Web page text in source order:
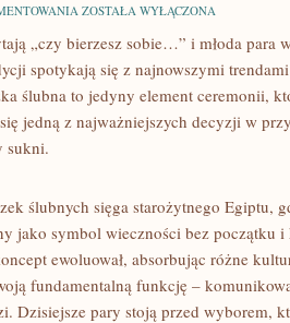
OBRĄCZKI
–
KROJE
I
NAJNOWSZE
TRENDY
ZOSTAŁA WYŁĄCZONA
„czy bierzesz sobie…” i młoda para
spotykają się z najnowszymi
ślubna to jedyny element ceremonii,
jedną z najważniejszych decyzji w
sukni.
ślubnych sięga starożytnego Egiptu,
jako symbol wieczności bez początku
ewoluował, absorbując różne
fundamentalną funkcję –
Dzisiejsze pary stoją przed wyborem,